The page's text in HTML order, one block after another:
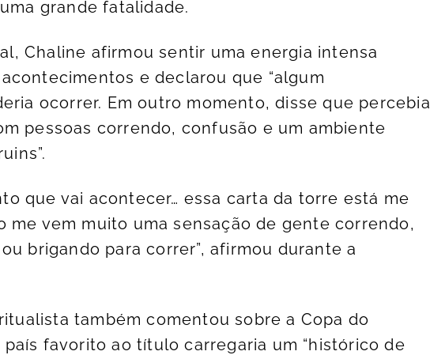
grande fatalidade.
Chaline afirmou sentir uma energia intensa
e declarou que “algum
ocorrer. Em outro momento, disse que percebia
pessoas correndo, confusão e um ambiente
que vai acontecer… essa carta da torre está me
me vem muito uma sensação de gente correndo,
brigando para correr”, afirmou durante a
também comentou sobre a Copa do
favorito ao título carregaria um “histórico de